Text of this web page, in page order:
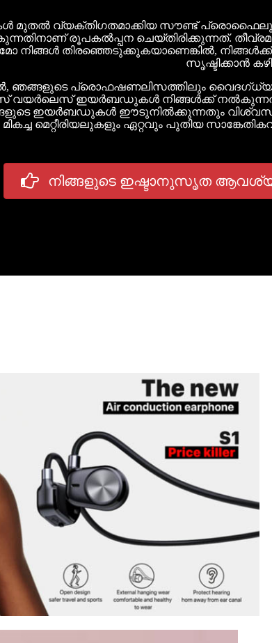
മുതൽ വ്യക്തിഗതമാക്കിയ സൗണ്ട്
രൂപകൽപ്പന ചെയ്‌തിരിക്കുന്നത്.
നിങ്ങൾ തിരഞ്ഞെടുക്കുകയാണെങ്കിൽ,
സൃഷ്ടിക്കാൻ
ഞങ്ങളുടെ പ്രൊഫഷണലിസത്തിലും
വയർലെസ് ഇയർബഡുകൾ നിങ്ങൾക്ക്
ഇയർബഡുകൾ ഈടുനിൽക്കുന്നതും
മികച്ച മെറ്റീരിയലുകളും ഏറ്റവും പുതിയ
നിങ്ങളുടെ ഇഷ്ടാനുസൃത